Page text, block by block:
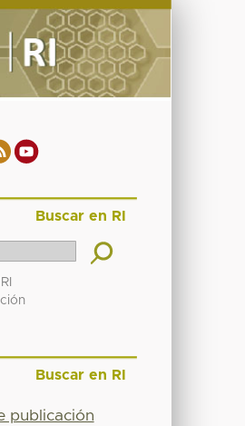
Buscar en RI
Buscar en RI
publicación